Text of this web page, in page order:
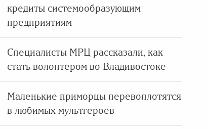
кредиты системообразующим
предприятиям
Специалисты МРЦ рассказали, как
стать волонтером во Владивостоке
Маленькие приморцы перевоплотятся
в любимых мультгероев